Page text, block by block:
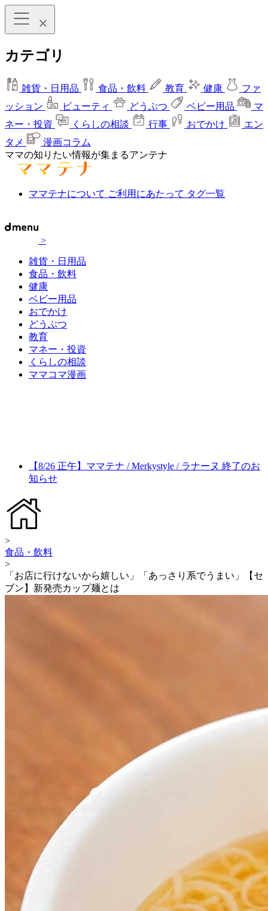
カテゴリ
雑貨・日用品 食品・飲料 教育 健康
ファ
ッション
ビューティ どうぶつ ベビー用品
マ
ネー・投資
くらしの相談 行事 おでかけ
エン
タメ
漫画コラム
ママの知りたい情報が集まるアンテナ
ママテナについて ご利用にあたって タグ一覧
>
雑貨・日用品
食品・飲料
健康
ベビー用品
おでかけ
どうぶつ
教育
マネー・投資
くらしの相談
ママコマ漫画
【8/26 正午】ママテナ / Merkystyle / ラナーヌ 終了のお
知らせ
>
食品・飲料
>
「お店に行けないから嬉しい」「あっさり系でうまい」【セ
ブン】新発売カップ麺とは